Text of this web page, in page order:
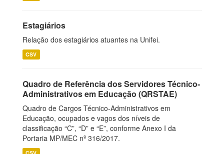
Estagiários
Relação dos estagiários atuantes na Unifei.
CSV
Quadro de Referência dos Servidores Técnico-
Administrativos em Educação (QRSTAE)
Quadro de Cargos Técnico-Administrativos em
Educação, ocupados e vagos dos níveis de
classificação “C”, “D” e “E”, conforme Anexo I da
Portaria MP/MEC nº 316/2017.